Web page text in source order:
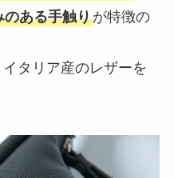
のある手触りが特徴の
タリア産のレザーを